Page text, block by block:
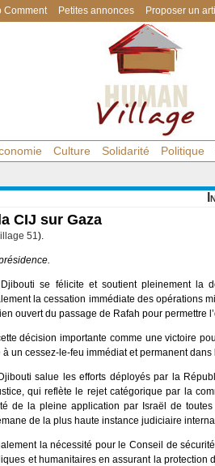
Comment Petites annonces Proposer un
Culture Solidarité Politique
CIJ sur Gaza
51).
se félicite et soutient pleinement la
la cessation immédiate des opérations
ouvert du passage de Rafah pour permettre
décision importante comme une victoire
à un cessez-le-feu immédiat et permanent dans
salue les efforts déployés par la
qui reflète le rejet catégorique par la
de la pleine application par Israël de
de la plus haute instance judiciaire
la nécessité pour le Conseil de
et humanitaires en assurant la protection